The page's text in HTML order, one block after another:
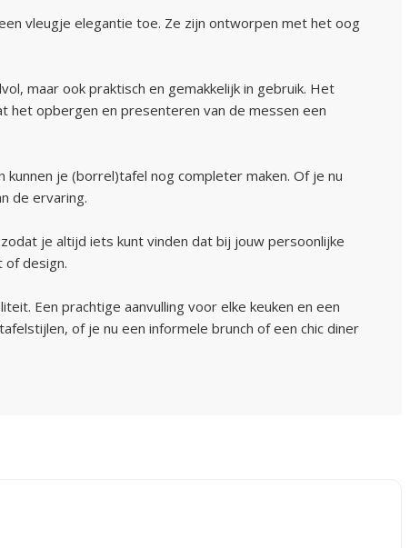
vleugje elegantie toe. Ze zijn ontworpen met het oog
maar ook praktisch en gemakkelijk in gebruik. Het
het opbergen en presenteren van de messen een
je (borrel)tafel nog completer maken. Of je nu
de ervaring.
je altijd iets kunt vinden dat bij jouw persoonlijke
of design.
Een prachtige aanvulling voor elke keuken en een
of je nu een informele brunch of een chic diner